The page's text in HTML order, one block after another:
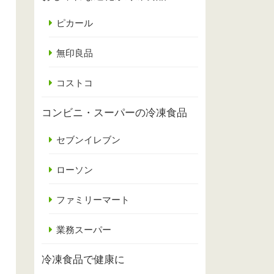
ピカール
無印良品
コストコ
コンビニ・スーパーの冷凍食品
セブンイレブン
ローソン
ファミリーマート
業務スーパー
冷凍食品で健康に